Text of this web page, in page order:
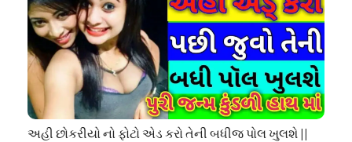
અહી છોકરીયો નો ફોટો એડ કરો તેની બધીજ પોલ ખુલશે ||